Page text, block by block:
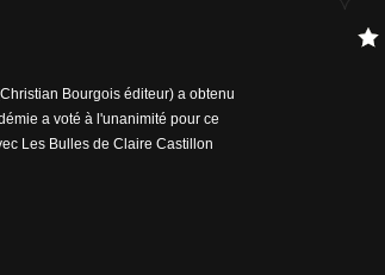
Bourgois éditeur) a obtenu
a voté à l'unanimité pour ce
Les Bulles de Claire Castillon